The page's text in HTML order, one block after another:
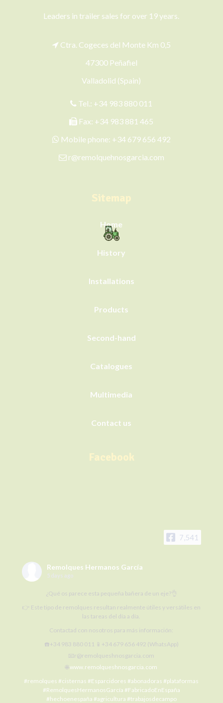
Leaders in trailer sales for over 19 years.
Ctra. Cogeces del Monte Km 0,5
47300 Peñafiel
Valladolid (Spain)
Tel.: +34 983 880 011
Fax: +34 983 881 465
Mobile phone: +34 679 656 492
r@remolquehnosgarcia.com
Sitemap
Home
History
Installations
Products
Second-hand
Catalogues
Multimedia
Contact us
Facebook
7,541
Remolques Hermanos García
5 days ago
¿Qué os parece esta pequeña bañera de un eje?👌
👉 Este tipo de remolques resultan realmente útiles y versátiles en
las tareas del día a día.
Contactad con nosotros para más información:
☎️+34 983 880 011 📱+34 679 656 492 (WhatsApp)
📧r@remolqueshnosgarcia.com
🌐www.remolqueshnosgarcia.com
#remolques #cisternas #Esparcidores #abonadoras #plataformas
#RemolquesHermanosGarcía #FabricadoEnEspaña
#hechoenespaña #agricultura #trabajosdecampo